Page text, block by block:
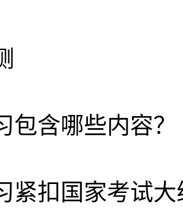
包含哪些内容？
紧扣国家考试